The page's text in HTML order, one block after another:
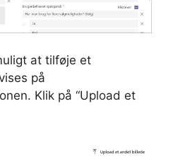
at tilføje et
på
Klik på “Upload et